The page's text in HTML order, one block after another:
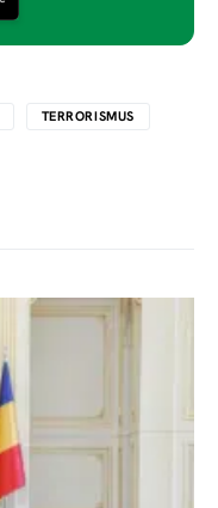
TERRORISMUS